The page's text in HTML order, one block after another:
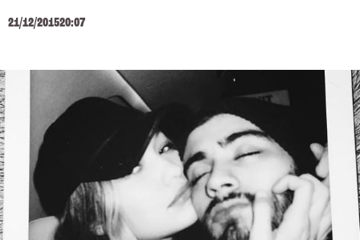
21/12/201520:07